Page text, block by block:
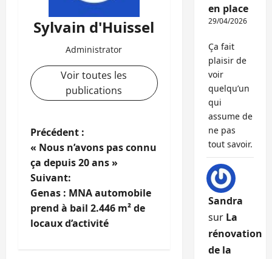
Sylvain d'Huissel
Administrator
Voir toutes les
publications
N
a
v
i
Précédent :
« Nous n’avons pas connu
ça depuis 20 ans »
Suivant:
Genas : MNA automobile
prend à bail 2.446 m² de
locaux d’activité
en place
29/04/2026
Ça fait
plaisir de
voir
quelqu’un
qui
assume de
ne pas
tout savoir.
Sandra
sur La
rénovation
de la